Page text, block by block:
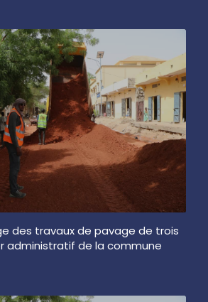
des travaux de pavage de trois
administratif de la commune